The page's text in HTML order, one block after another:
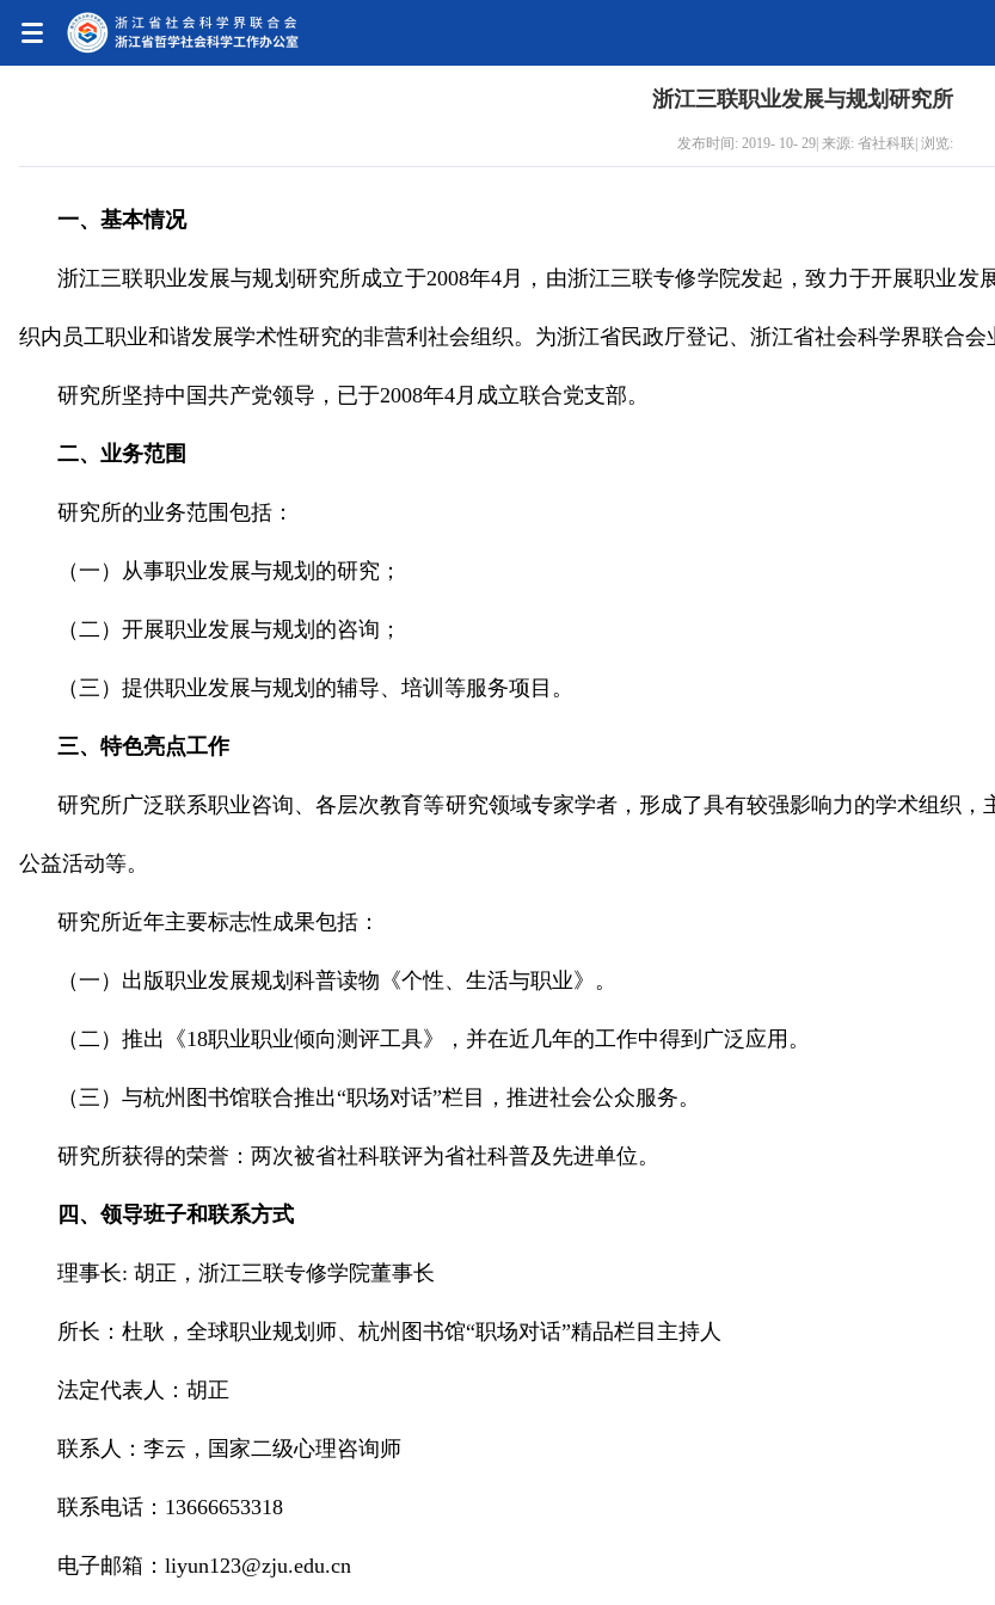
浙江三联职业发展与规划研究所
发布时间: 2019- 10- 29| 来源: 省社科联| 浏览:
一、基本情况
浙江三联职业发展与规划研究所成立于2008年4月，由浙江三联专修学院发起，致力于开展职业
织内员工职业和谐发展学术性研究的非营利社会组织。为浙江省民政厅登记、浙江省社会科学界联合会
研究所坚持中国共产党领导，已于2008年4月成立联合党支部。
二、业务范围
研究所的业务范围包括：
（一）从事职业发展与规划的研究；
（二）开展职业发展与规划的咨询；
（三）提供职业发展与规划的辅导、培训等服务项目。
三、特色亮点工作
研究所广泛联系职业咨询、各层次教育等研究领域专家学者，形成了具有较强影响力的学术组织
公益活动等。
研究所近年主要标志性成果包括：
（一）出版职业发展规划科普读物《个性、生活与职业》。
（二）推出《18职业职业倾向测评工具》，并在近几年的工作中得到广泛应用。
（三）与杭州图书馆联合推出“职场对话”栏目，推进社会公众服务。
研究所获得的荣誉：两次被省社科联评为省社科普及先进单位。
四、领导班子和联系方式
理事长: 胡正，浙江三联专修学院董事长
所长：杜耿，全球职业规划师、杭州图书馆“职场对话”精品栏目主持人
法定代表人：胡正
联系人：李云，国家二级心理咨询师
联系电话：13666653318
电子邮箱：liyun123@zju.edu.cn